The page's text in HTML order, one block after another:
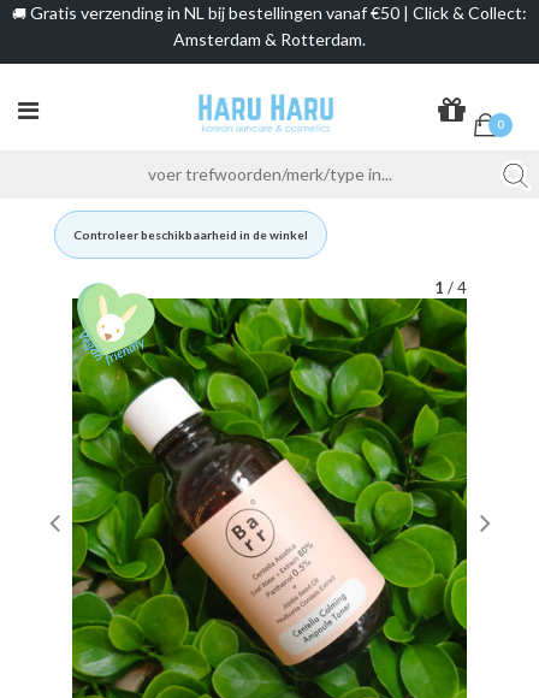
🚚 Gratis verzending in NL bij bestellingen vanaf €50 | Click & Collect:
Amsterdam & Rotterdam.
0
Controleer beschikbaarheid in de winkel
1 / 4